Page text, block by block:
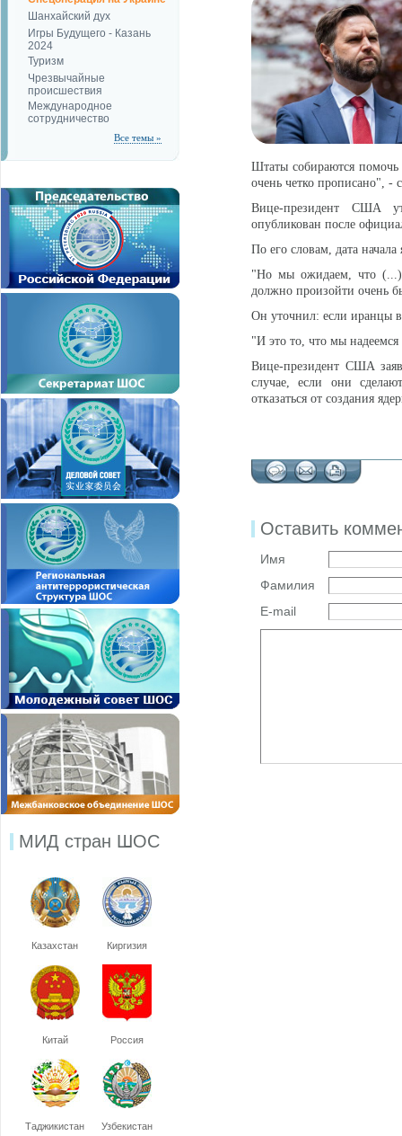
Шанхайский дух
Игры Будущего - Казань
2024
Туризм
Чрезвычайные
происшествия
Международное
сотрудничество
Все темы »
МИД стран ШОС
Казахстан Киргизия
Китай Россия
Таджикистан Узбекистан
Штаты собираются помочь
очень четко прописано", -
Вице-президент США
опубликован после
По его словам, дата
"Но мы ожидаем, что (...)
должно произойти очень
Он уточнил: если иранцы
"И это то, что мы
Вице-президент США
случае, если они
отказаться от создания
Оставить
Имя
Фамилия
E-mail